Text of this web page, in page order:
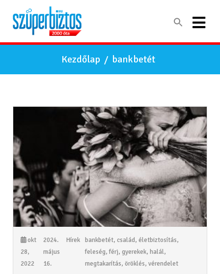
Kezdőlap / bankbetét
okt
28,
2022
2024.
május
16.
Hírek bankbetét, család, életbiztosítás,
feleség,férj, gyerekek, halál,
megtakarítás, öröklés, vérendelet